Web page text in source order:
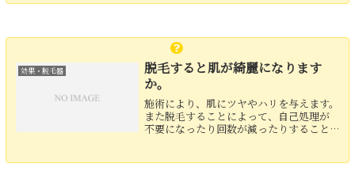
効果・脱毛器
脱毛すると肌が綺麗になります
か。
施術により、肌にツヤやハリを与えます。
また脱毛することによって、自己処理が
不要になったり回数が減ったりすること
まからは、「肌が綺麗になった」とお声